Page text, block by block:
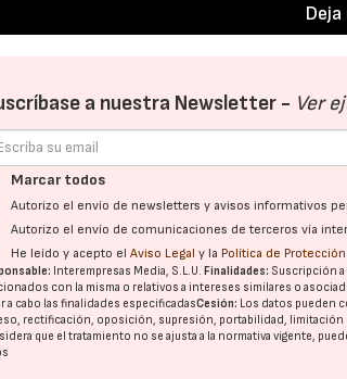
a nuestra Newsletter - Ver
Marcar todos
Autorizo el envío de newsletters y avisos informativos
Autorizo el envío de comunicaciones de terceros vía
He leído y acepto elAviso Legal y la Política de
Interempresas Media, S.L.U.Finalidades: Suscripción
con la misma o relativos a intereses similares o
a cabo las finalidades especificadasCesión: Los datos pueden
rectificación, oposición, supresión, portabilidad, limitación
que el tratamiento no se ajusta a la normativa vigente,